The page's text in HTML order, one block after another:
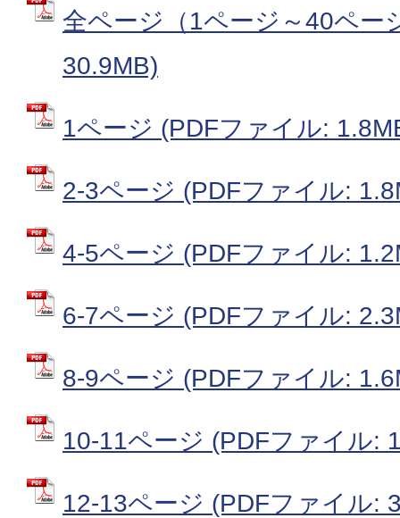
全ページ（1ページ～40ペー
30.9MB)
1ページ (PDFファイル:
2-3ページ (PDFファイル:
4-5ページ (PDFファイル:
6-7ページ (PDFファイル:
8-9ページ (PDFファイル:
10-11ページ (PDFファイル:
12-13ページ (PDFファイル: